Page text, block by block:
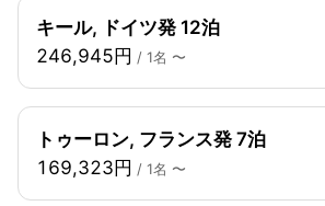
キール, ドイツ発 12泊
246,945円 / 1名 〜
トゥーロン, フランス発 7泊
169,323円 / 1名 〜